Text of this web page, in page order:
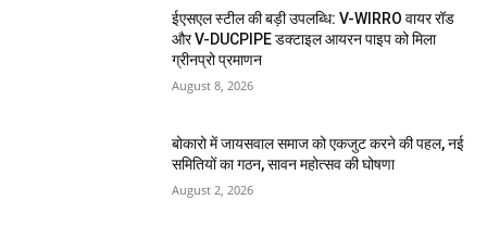
ईएसएल स्टील की बड़ी उपलब्धि: V-WIRRO वायर रॉड
और V-DUCPIPE डक्टाइल आयरन पाइप को मिला
ग्रीनप्रो प्रमाणन
August 8, 2026
बोकारो में जायसवाल समाज को एकजुट करने की पहल, नई
समितियों का गठन, सावन महोत्सव की घोषणा
August 2, 2026